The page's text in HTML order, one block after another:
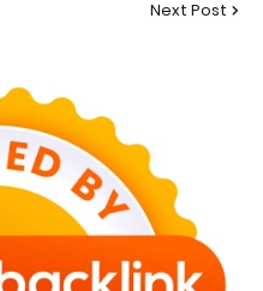
Next Post